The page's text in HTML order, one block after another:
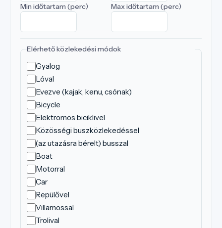
Min időtartam (perc) Max időtartam (perc)
Elérhető közlekedési módok
Gyalog
Lóval
Evezve (kajak, kenu, csónak)
Bicycle
Elektromos biciklivel
Közösségi buszközlekedéssel
(az utazásra bérelt) busszal
Boat
Motorral
Car
Repülővel
Villamossal
Trolival